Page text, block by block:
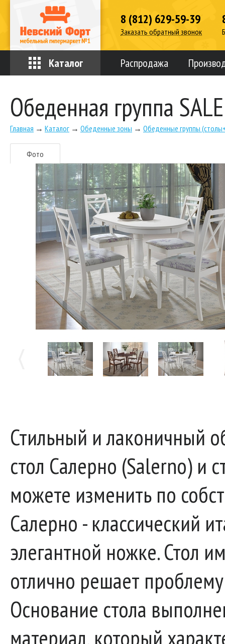
8 (812) 629-59-39
Заказать обратный звонок
Каталог Распродажа
Обеденная группа
Главная → Каталог → Обеденные зоны → Обеденные группы
Фото
Стильный и лаконичный
стол Салерно (Salerno) и
можете изменить по
Салерно - классический
элегантной ножке. Стол
отлично решает
Основание стола
материал, который